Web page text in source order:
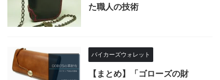
た職人の技術
バイカーズウォレット
【まとめ】「ゴローズの財